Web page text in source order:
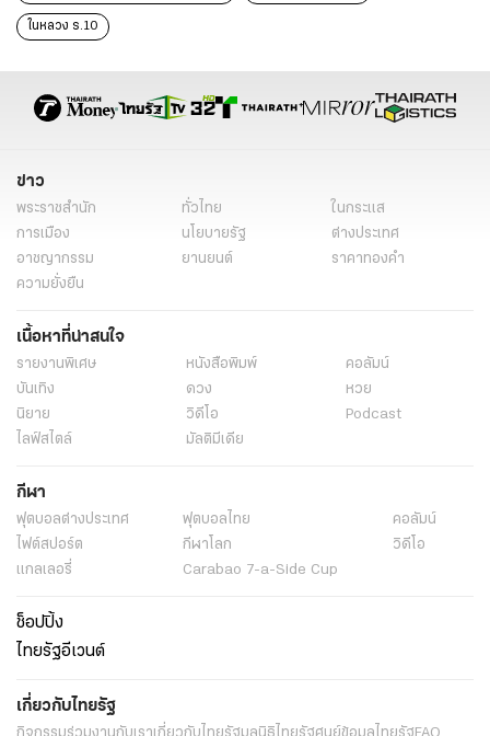
ในหลวง ร.10
ข่าว
พระราชสำนัก ทั่วไทย
ในกระแส
การเมือง
นโยบายรัฐ
ต่างประเทศ
อาชญากรรม
ยานยนต์
ราคาทองคำ
ความยั่งยืน
เนื้อหาที่น่าสนใจ
รายงานพิเศษ หนังสือพิมพ์
คอลัมน์
บันเทิง
ดวง
หวย
นิยาย
วิดีโอ
Podcast
ไลฟ์สไตล์
มัลติมีเดีย
กีฬา
ฟุตบอลต่่างประเทศ ฟุตบอลไทย
คอลัมน์
ไฟต์สปอร์ต
กีฬาโลก
วิดีโอ
แกลเลอรี่
Carabao 7-a-Side Cup
ช็อปปิ้ง
ไทยรัฐอีเวนต์
เกี่ยวกับไทยรัฐ